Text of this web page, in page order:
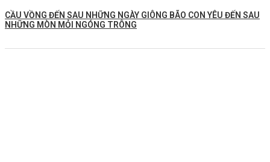
CẦU VỒNG ĐẾN SAU NHỮNG NGÀY GIÔNG BÃO CON YÊU ĐẾN SAU
NHỮNG MÒN MỎI NGÓNG TRÔNG